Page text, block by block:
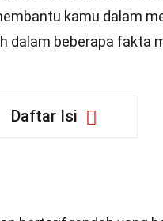
kamu dalam
dalam beberapa fakta
Daftar Isi